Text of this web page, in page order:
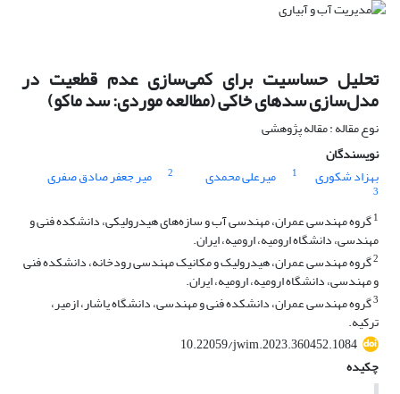
تحلیل حساسیت برای کمی‌سازی عدم قطعیت در
مدل‌سازی سدهای خاکی (مطالعه موردی: سد ماکو)
نوع مقاله : مقاله پژوهشی
نویسندگان
بهزاد شکوری
1 میرعلی محمدی 2 میر جعفر صادق صفری
3
1گروه مهندسی عمران، مهندسی آب و سازه‌های هیدرولیکی، دانشکده فنی و
مهندسی، دانشگاه ارومیه، ارومیه، ایران.
2گروه مهندسی عمران، هیدرولیک و مکانیک مهندسی رودخانه، دانشکده فنی
و مهندسی، دانشگاه ارومیه، ارومیه، ایران.
3گروه مهندسی عمران، دانشکده فنی و مهندسی، دانشگاه یاشار، ازمیر،
ترکیه.
10.22059/jwim.2023.360452.1084
چکیده